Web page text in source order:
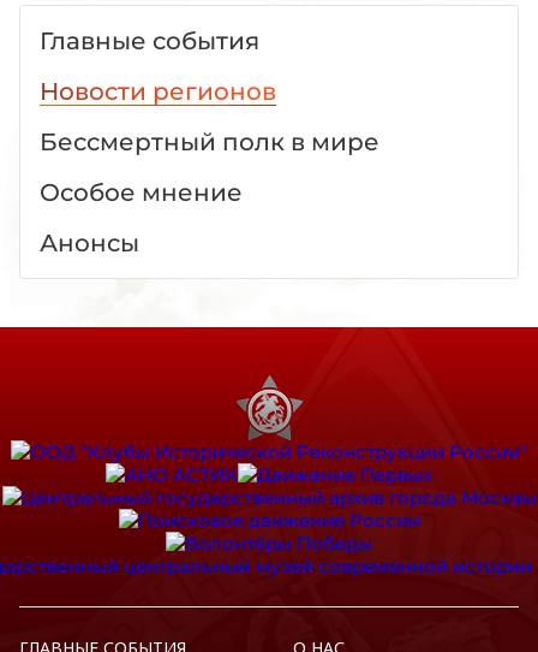
Главные события
Новости регионов
Бессмертный полк в мире
Особое мнение
Анонсы